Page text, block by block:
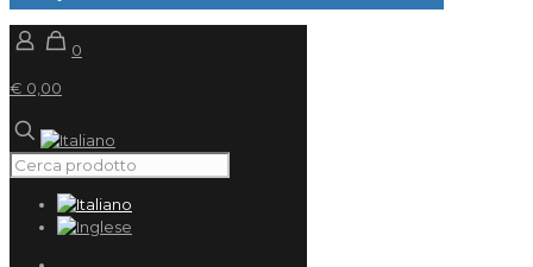
0
€ 0,00